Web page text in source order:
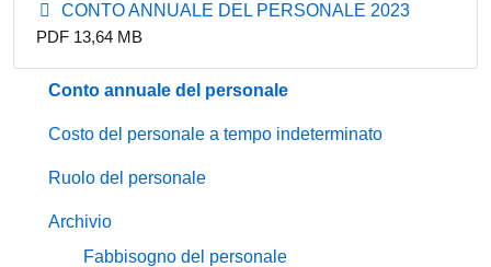
CONTO ANNUALE DEL PERSONALE 2023
PDF 13,64 MB
Conto annuale del personale
Costo del personale a tempo indeterminato
Ruolo del personale
Archivio
Fabbisogno del personale